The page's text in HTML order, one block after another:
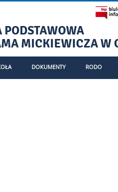
PODSTAWOWA
MICKIEWICZA W
do strony.
DOKUMENTY RODO